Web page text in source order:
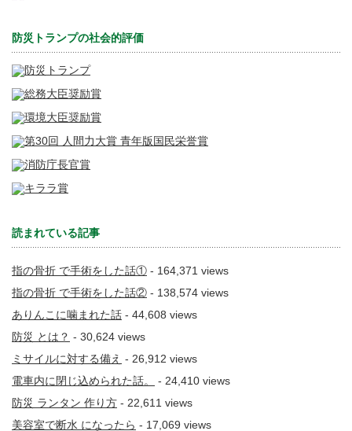
防災トランプの社会的評価
読まれている記事
指の骨折 で手術をした話① - 164,371 views
指の骨折 で手術をした話② - 138,574 views
ありんこに噛まれた話 - 44,608 views
防災 とは？ - 30,624 views
ミサイルに対する備え - 26,912 views
電車内に閉じ込められた話。
- 24,410 views
防災 ランタン 作り方 - 22,611 views
美容室で断水 になったら - 17,069 views